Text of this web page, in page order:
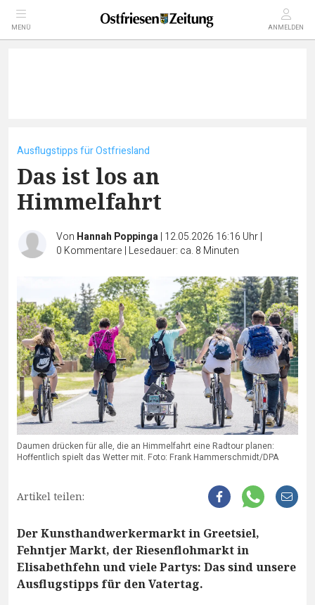
MENÜ ANMELDEN
Ausflugstipps für Ostfriesland
Das ist los an
Himmelfahrt
Von Hannah Poppinga| 12.05.2026 16:16 Uhr|
0 Kommentare | Lesedauer: ca. 8 Minuten
Daumen drücken für alle, die an Himmelfahrt eine Radtour planen:
Hoffentlich spielt das Wetter mit. Foto: Frank Hammerschmidt/DPA
Artikel teilen:
Der Kunsthandwerkermarkt in Greetsiel,
Fehntjer Markt, der Riesenflohmarkt in
Elisabethfehn und viele Partys: Das sind unsere
Ausflugstipps für den Vatertag.